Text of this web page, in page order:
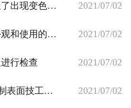
​304不锈钢板时间长了出现变色吗？ 2021/07/02
304不锈钢板表面外观和使用的可能性多样化 2021/07/02
行检查 2021/07/02
316L不锈钢板的轧制表面技工方式 2021/07/02